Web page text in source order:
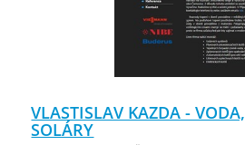
VLASTISLAV KAZDA -
SOLÁRY